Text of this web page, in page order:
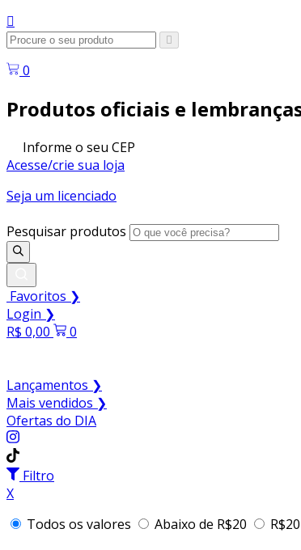
0
Produtos oficiais e
Informe o seu CEP
Acesse/crie sua loja
Seja um licenciado
Pesquisar produtos
Favoritos ❯
Login ❯
R$ 0,00 0
Lançamentos ❯
Mais vendidos ❯
Ofertas do DIA
Filtro
X
Todos os valores
Abaixo de R$20